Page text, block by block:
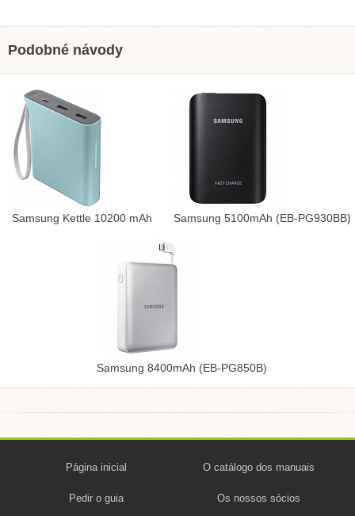
Podobné návody
Samsung Kettle 10200 mAh Samsung 5100mAh (EB-PG930BB)
Samsung 8400mAh (EB-PG850B)
Página inicial O catálogo dos manuais
Pedir o guia Os nossos sócios